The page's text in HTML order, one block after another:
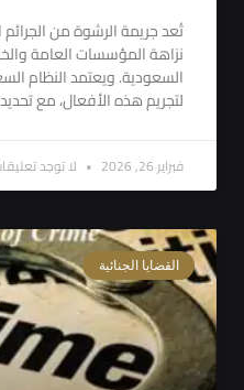
تُعد جريمة الرشوة من الجرائم
نزاهة المؤسسات العامة
السعودية. ويعتمد النظام
لتجريم هذه الأفعال، مع
فبراير 26, 2026 لا توجد
القضايا الجنائية